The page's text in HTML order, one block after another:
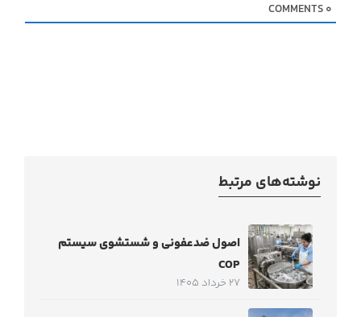
0
نوشته‌های مرتبط
اصول ضدعفونی و شستشوی سیستم
COP
27 خرداد 1405